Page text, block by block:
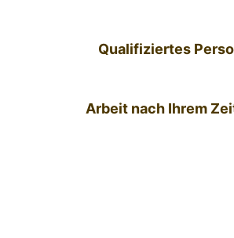
Qualifiziertes
Arbeit nach Ihrem